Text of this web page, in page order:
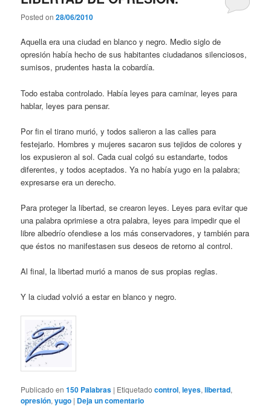
Posted on28/06/2010
Aquella era una ciudad en blanco y negro. Medio siglo de
opresión había hecho de sus habitantes ciudadanos silenciosos,
sumisos, prudentes hasta la cobardía.
Todo estaba controlado. Había leyes para caminar, leyes para
hablar, leyes para pensar.
Por fin el tirano murió, y todos salieron a las calles para
festejarlo. Hombres y mujeres sacaron sus tejidos de colores y
los expusieron al sol. Cada cual colgó su estandarte, todos
diferentes, y todos aceptados. Ya no había yugo en la palabra;
expresarse era un derecho.
Para proteger la libertad, se crearon leyes. Leyes para evitar que
una palabra oprimiese a otra palabra, leyes para impedir que el
libre albedrío ofendiese a los más conservadores, y también para
que éstos no manifestasen sus deseos de retorno al control.
Al final, la libertad murió a manos de sus propias reglas.
Y la ciudad volvió a estar en blanco y negro.
Publicado en 150 Palabras | Etiquetado control,leyes,libertad,
opresión,yugo | Deja un comentario